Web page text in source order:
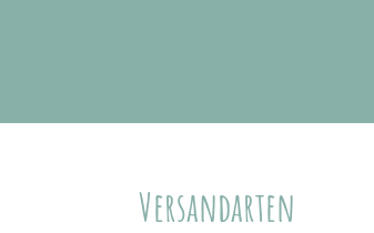
Versandarten